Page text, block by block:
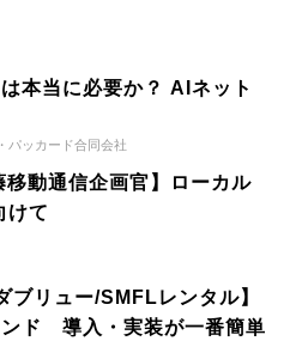
本当に必要か？ AIネット
パッカード合同会社
移動通信企画官】ローカル
けて
ブリュー/SMFLレンタル】
ンド 導入・実装が一番簡単